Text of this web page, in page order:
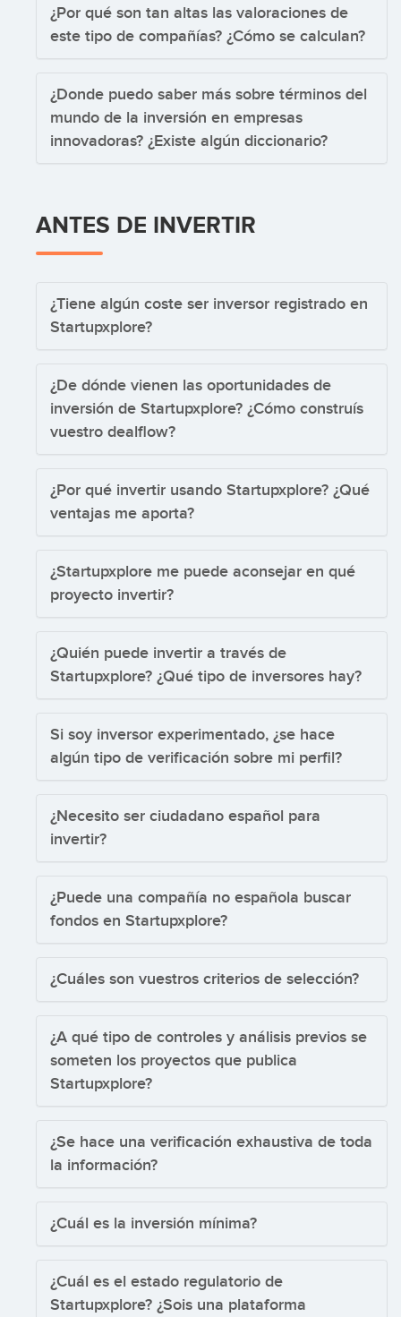
¿Por qué son tan altas las valoraciones de
este tipo de compañías? ¿Cómo se calculan?
¿Donde puedo saber más sobre términos del
mundo de la inversión en empresas
innovadoras? ¿Existe algún diccionario?
ANTES DE INVERTIR
¿Tiene algún coste ser inversor registrado en
Startupxplore?
¿De dónde vienen las oportunidades de
inversión de Startupxplore? ¿Cómo construís
vuestro dealflow?
¿Por qué invertir usando Startupxplore? ¿Qué
ventajas me aporta?
¿Startupxplore me puede aconsejar en qué
proyecto invertir?
¿Quién puede invertir a través de
Startupxplore? ¿Qué tipo de inversores hay?
Si soy inversor experimentado, ¿se hace
algún tipo de verificación sobre mi perfil?
¿Necesito ser ciudadano español para
invertir?
¿Puede una compañía no española buscar
fondos en Startupxplore?
¿Cuáles son vuestros criterios de selección?
¿A qué tipo de controles y análisis previos se
someten los proyectos que publica
Startupxplore?
¿Se hace una verificación exhaustiva de toda
la información?
¿Cuál es la inversión mínima?
¿Cuál es el estado regulatorio de
Startupxplore? ¿Sois una plataforma